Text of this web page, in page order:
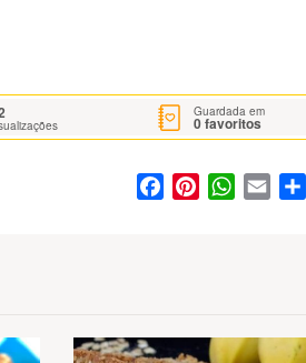
Guardada em
0favoritos
FacebookPinterestWhatsApp
Email